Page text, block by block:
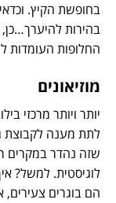
בחופשת הקיץ.
בהירות
החלופות העומדות
מוזיאונים
יותר ויותר מרכזי
לתת מענה לקבוצת
שזה נהדר במקרים
לוגיסטית. למשל?
הם בוגרים צעירים,